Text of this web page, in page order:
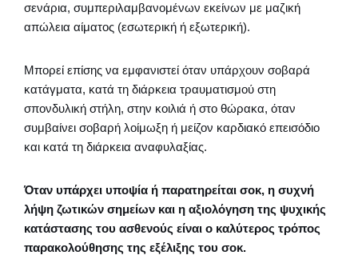
σενάρια, συμπεριλαμβανομένων εκείνων με μαζική
απώλεια αίματος (εσωτερική ή εξωτερική).
Μπορεί επίσης να εμφανιστεί όταν υπάρχουν σοβαρά
κατάγματα, κατά τη διάρκεια τραυματισμού στη
σπονδυλική στήλη, στην κοιλιά ή στο θώρακα, όταν
συμβαίνει σοβαρή λοίμωξη ή μείζον καρδιακό επεισόδιο
και κατά τη διάρκεια αναφυλαξίας.
Όταν υπάρχει υποψία ή παρατηρείται σοκ, η συχνή
λήψη ζωτικών σημείων και η αξιολόγηση της ψυχικής
κατάστασης του ασθενούς είναι ο καλύτερος τρόπος
παρακολούθησης της εξέλιξης του σοκ.